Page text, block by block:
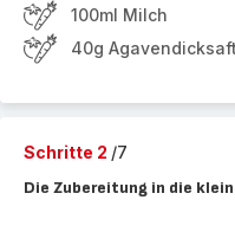
100ml Milch
40g Agavendicksaft
Schritte 2 /7
Die Zubereitung in die